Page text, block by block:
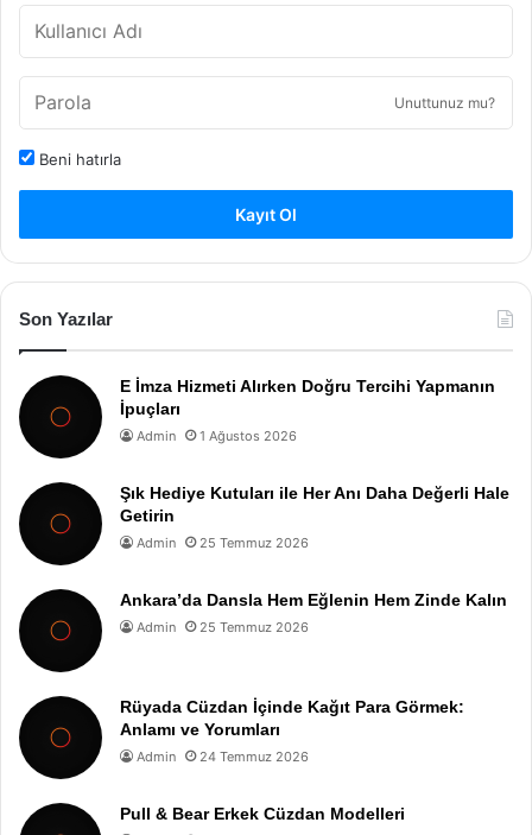
Unuttunuz mu?
Beni hatırla
Kayıt Ol
Son Yazılar
E İmza Hizmeti Alırken Doğru Tercihi Yapmanın
İpuçları
Admin 1 Ağustos 2026
Şık Hediye Kutuları ile Her Anı Daha Değerli Hale
Getirin
Admin 25 Temmuz 2026
Ankara’da Dansla Hem Eğlenin Hem Zinde Kalın
Admin 25 Temmuz 2026
Rüyada Cüzdan İçinde Kağıt Para Görmek:
Anlamı ve Yorumları
Admin 24 Temmuz 2026
Pull & Bear Erkek Cüzdan Modelleri